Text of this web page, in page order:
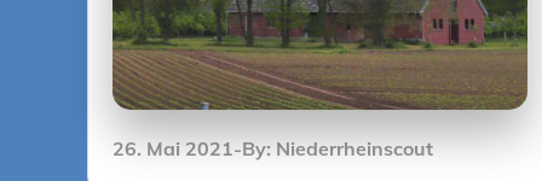
Posted
26. Mai 2021 By: Niederrheinscout